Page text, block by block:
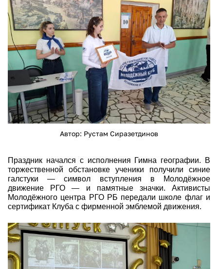
img20260701002625209.jpg
Автор: Рустам Сиразетдинов
Праздник начался с исполнения Гимна географии. В
торжественной обстановке ученики получили синие
галстуки — символ вступления в Молодёжное
движение РГО — и памятные значки. Активисты
Молодёжного центра РГО РБ передали школе флаг и
сертификат Клуба с фирменной эмблемой движения.
2026-06-30122120.jpg